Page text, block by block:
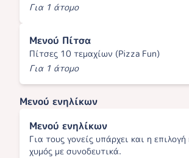
Για 1 άτομο
Μενού Πίτσα
Πίτσες 10 τεμαχίων (Pizza Fun)
Για 1 άτομο
Μενού ενηλίκων
Μενού ενηλίκων
Για τους γονείς υπάρχει και η
χυμός με συνοδευτικά.